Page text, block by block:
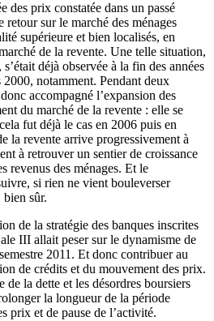
des prix constatée dans un passé
retour sur le marché des ménages
supérieure et bien localisés, en
de la revente. Une telle situation,
déjà observée à la fin des années
2000, notamment. Pendant deux
accompagné l’expansion des
du marché de la revente : elle se
fut déjà le cas en 2006 puis en
la revente arrive progressivement à
à retrouver un sentier de croissance
revenus des ménages. Et le
si rien ne vient bouleverser
bien sûr.
de la stratégie des banques inscrites
III allait peser sur le dynamisme de
2011. Et donc contribuer au
de crédits et du mouvement des prix.
de la dette et les désordres boursiers
la longueur de la période
prix et de pause de l’activité.